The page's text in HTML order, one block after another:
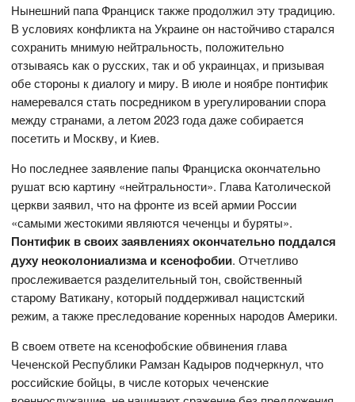
Нынешний папа Франциск также продолжил эту традицию.
В условиях конфликта на Украине он настойчиво старался
сохранить мнимую нейтральность, положительно
отзываясь как о русских, так и об украинцах, и призывая
обе стороны к диалогу и миру. В июле и ноябре понтифик
намеревался стать посредником в урегулировании спора
между странами, а летом 2023 года даже собирается
посетить и Москву, и Киев.
Но последнее заявление папы Франциска окончательно
рушат всю картину «нейтральности». Глава Католической
церкви заявил, что на фронте из всей армии России
«самыми жестокими являются чеченцы и буряты».
Понтифик в своих заявлениях окончательно поддался
духу неоколониализма и ксенофобии. Отчетливо
прослеживается разделительный тон, свойственный
старому Ватикану, который поддерживал нацистский
режим, а также преследование коренных народов Америки.
В своем ответе на ксенофобские обвинения глава
Чеченской Республики Рамзан Кадыров подчеркнул, что
российские бойцы, в числе которых чеченские